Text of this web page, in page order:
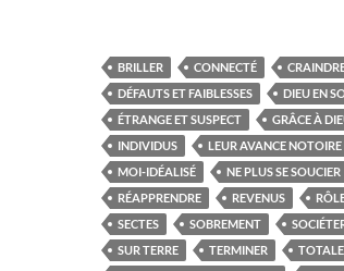
BRILLER CONNECTÉ
DÉFAUTS ET FAIBLESSES
DIEU EN
ÉTRANGE ET SUSPECT
GRÂCE À
INDIVIDUS
LEUR AVANCE
MOI-IDÉALISÉ
NE PLUS SE SOUCIER
RÉAPPRENDRE
REVENUS
SECTES
SOBREMENT
SUR TERRE
TERMINER